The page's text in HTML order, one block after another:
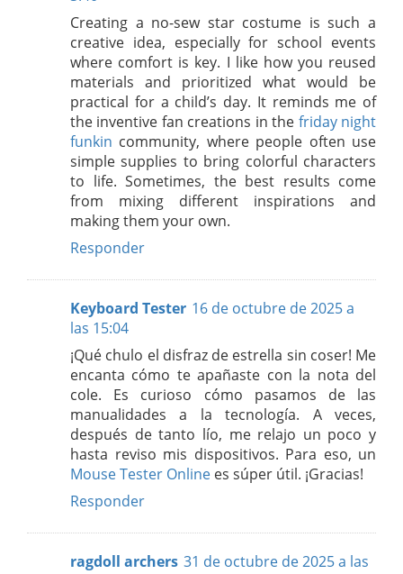
Creating a no-sew star costume is such a
creative idea, especially for school events
where comfort is key. I like how you reused
materials and prioritized what would be
practical for a child’s day. It reminds me of
the inventive fan creations in the friday night
funkin community, where people often use
simple supplies to bring colorful characters
to life. Sometimes, the best results come
from mixing different inspirations and
making them your own.
Responder
Keyboard Tester 16 de octubre de 2025 a
las 15:04
¡Qué chulo el disfraz de estrella sin coser! Me
encanta cómo te apañaste con la nota del
cole. Es curioso cómo pasamos de las
manualidades a la tecnología. A veces,
después de tanto lío, me relajo un poco y
hasta reviso mis dispositivos. Para eso, un
Mouse Tester Online es súper útil. ¡Gracias!
Responder
ragdoll archers 31 de octubre de 2025 a las